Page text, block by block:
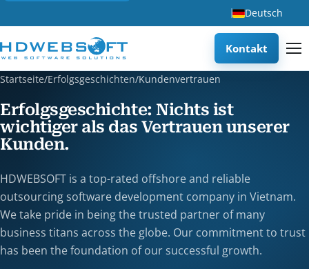
Deutsch
Kontakt
Startseite/Erfolgsgeschichten/Kundenvertrauen
Erfolgsgeschichte: Nichts ist
wichtiger als das Vertrauen unserer
Kunden.
HDWEBSOFT is a top-rated offshore and reliable
outsourcing software development company in Vietnam.
We take pride in being the trusted partner of many
business titans across the globe. Our commitment to trust
has been the foundation of our successful growth.